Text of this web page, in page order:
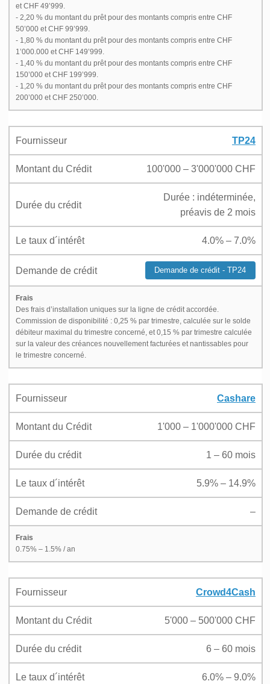
et CHF 49’999.
- 2,20 % du montant du prêt pour des montants compris entre CHF
50’000 et CHF 99’999.
- 1,80 % du montant du prêt pour des montants compris entre CHF
1’000.000 et CHF 149’999.
- 1,40 % du montant du prêt pour des montants compris entre CHF
150’000 et CHF 199’999.
- 1,20 % du montant du prêt pour des montants compris entre CHF
200’000 et CHF 250’000.
Fournisseur TP24
Montant du Crédit 100'000 – 3'000'000 CHF
Durée du crédit
Durée : indéterminée,
préavis de 2 mois
Le taux d´intérêt 4.0% – 7.0%
Demande de crédit Demande de crédit - TP24
Frais
Des frais d’installation uniques sur la ligne de crédit accordée.
Commission de disponibilité : 0,25 % par trimestre, calculée sur le solde
débiteur maximal du trimestre concerné, et 0,15 % par trimestre calculée
sur la valeur des créances nouvellement facturées et nantissables pour
le trimestre concerné.
Fournisseur Cashare
Montant du Crédit 1'000 – 1'000'000 CHF
Durée du crédit 1 – 60 mois
Le taux d´intérêt 5.9% – 14.9%
Demande de crédit –
Frais
0.75% – 1.5% / an
Fournisseur Crowd4Cash
Montant du Crédit 5'000 – 500'000 CHF
Durée du crédit 6 – 60 mois
Le taux d´intérêt 6.0% – 9.0%